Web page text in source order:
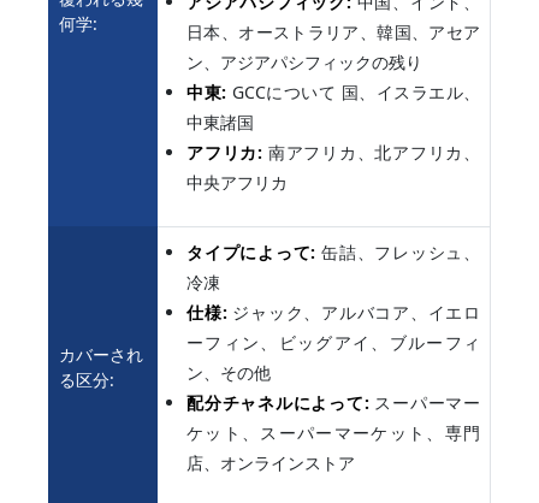
何学:
日本、オーストラリア、韓国、アセア
ン、アジアパシフィックの残り
中東: GCCについて 国、イスラエル、
中東諸国
アフリカ: 南アフリカ、北アフリカ、
中央アフリカ
カバーされ
る区分:
タイプによって: 缶詰、フレッシュ、
冷凍
仕様: ジャック、アルバコア、イエロ
ーフィン、ビッグアイ、ブルーフィ
ン、その他
配分チャネルによって: スーパーマー
ケット、スーパーマーケット、専門
店、オンラインストア